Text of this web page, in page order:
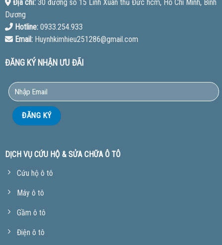
Địa chỉ:30 đường số 15 Linh Xuân thủ Đức hcm, Hồ Chí Minh, Bình
Dương
Hotline:0933.254.933
Email:Huynhkimhieu251286@gmail.com
ĐĂNG KÝ NHẬN ƯU ĐÃI
DỊCH VỤ CỨU HỘ & SỬA CHỮA Ô TÔ
Cứu hộ ô tô
Máy ô tô
Gầm ô tô
Điện ô tô